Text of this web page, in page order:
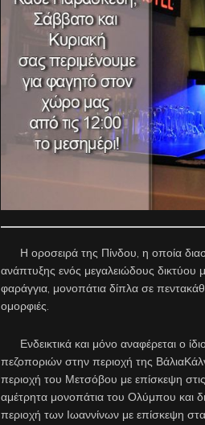
Η οροσειρά της Πίνδου, η οποία
ανάπτυξης ενός μεγαλειώδους δικτύου
φαράγγια, μονοπάτια δίπλα σε
ομορφιές.
Ενδεικτικά και μόνο αναφέρεται ο
πεζοποριών στην περιοχή της
περιοχή του Μετσόβου με επίσκεψη
αμέτρητα μονοπάτια του Ολύμπου και
περιοχή των Ιωαννίνων με επίσκεψη